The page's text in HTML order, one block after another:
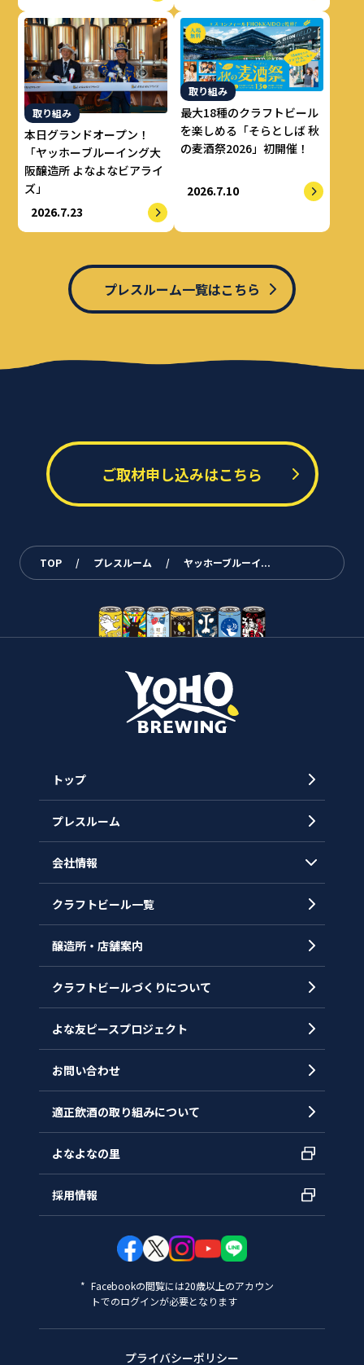
取り組み
本日グランドオープン！
「ヤッホーブルーイング大
阪醸造所 よなよなビアライ
ズ」
2026.7.23
取り組み
最大18種のクラフトビール
を楽しめる「そらとしば 秋
の麦酒祭2026」初開催！
2026.7.10
プレスルーム一覧はこちら
ご取材申し込みはこちら
TOP / プレスルーム / ヤッホーブルーイ...
トップ
プレスルーム
会社情報
会社概要
沿革
クラフトビール一覧
醸造所・店舗案内
クラフトビールづくりについて
よな友ピースプロジェクト
お問い合わせ
適正飲酒の取り組みについて
よなよなの里
採用情報
Facebookの閲覧には20歳以上のアカウン
トでのログインが必要となります
プライバシーポリシー